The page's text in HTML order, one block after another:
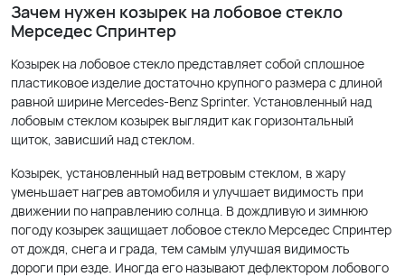
Зачем нужен козырек на лобовое стекло
Мерседес Спринтер
Козырек на лобовое стекло представляет собой сплошное
пластиковое изделие достаточно крупного размера с длиной
равной ширине Mercedes-Benz Sprinter. Установленный над
лобовым стеклом козырек выглядит как горизонтальный
щиток, зависший над стеклом.
Козырек, установленный над ветровым стеклом, в жару
уменьшает нагрев автомобиля и улучшает видимость при
движении по направлению солнца. В дождливую и зимнюю
погоду козырек защищает лобовое стекло Мерседес Спринтер
от дождя, снега и града, тем самым улучшая видимость
дороги при езде. Иногда его называют дефлектором лобового